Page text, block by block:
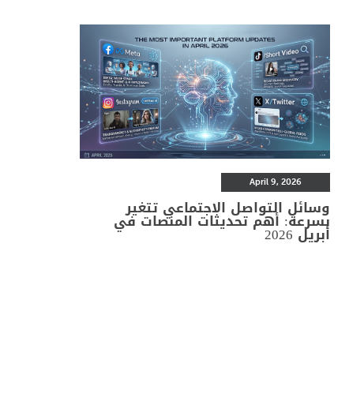
April 9, 2026
وسائل التواصل الاجتماعي تتغير
بسرعة: أهم تحديثات المنصات في
أبريل 2026